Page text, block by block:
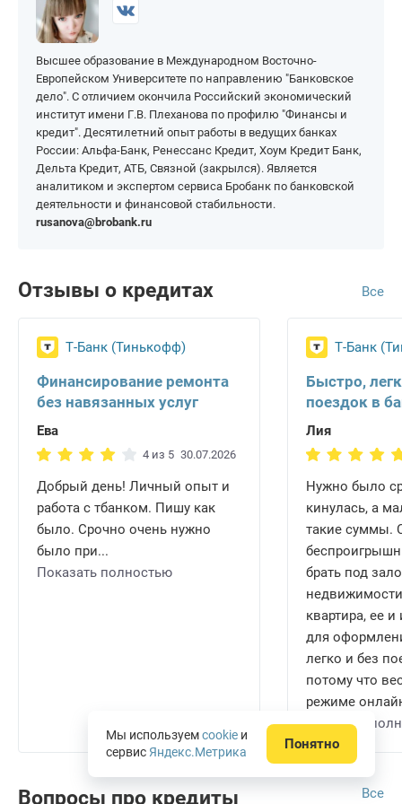
Высшее образование в Международном Восточно-
Европейском Университете по направлению "Банковское
дело". С отличием окончила Российский экономический
институт имени Г.В. Плеханова по профилю "Финансы и
кредит". Десятилетний опыт работы в ведущих банках
России: Альфа-Банк, Ренессанс Кредит, Хоум Кредит Банк,
Дельта Кредит, АТБ, Связной (закрылся). Является
аналитиком и экспертом сервиса Бробанк по банковской
деятельности и финансовой стабильности.
rusanova@brobank.ru
Отзывы о кредитах Все
Т-Банк (Тинькофф)
Финансирование ремонта
без навязанных услуг
Ева
4 из 5 30.07.2026
Добрый день! Личный опыт и
работа с тбанком. Пишу как
было. Срочно очень нужно
было при...
Показать полностью
Т-Банк
Быстро,
поездок в
Лия
Нужно было
кинулась, а
такие суммы.
брать под
квартира, ее
для
легко и без
потому что
режиме
Показать
Вопросы про кредиты Все
Мы используемcookie и
сервис Яндекс.Метрика Понятно